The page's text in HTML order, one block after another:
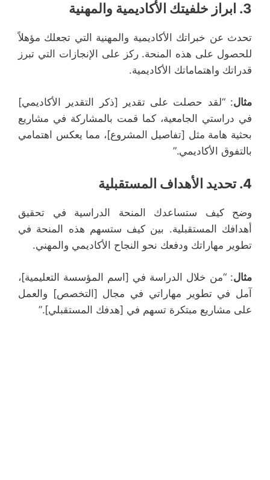
3. ابراز خلفيتك الأكاديمية والمهنية
تحدث عن خبراتك الأكاديمية والمهنية التي تجعلك مؤهلاً
للحصول على هذه المنحة. ركز على الإنجازات التي تبرز
قدراتك واهتماماتك الأكاديمية.
مثال: “لقد حصلت على تقدير [ذكر التقدير الأكاديمي]
في دراستي الجامعية، كما قمت بالمشاركة في مشاريع
بحثية هامة مثل [تفاصيل المشروع]، مما يعكس اهتمامي
بالتفوق الأكاديمي.”
4. تحديد الأهداف المستقبلية
وضح كيف ستساعدك المنحة الدراسية في تحقيق
أهدافك المستقبلية. بين كيف ستسهم هذه المنحة في
تطوير مهاراتك ودفعك نحو النجاح الأكاديمي والمهني.
مثال: “من خلال الدراسة في [اسم المؤسسة التعليمية]،
آمل في تطوير مهاراتي في مجال [التخصص] والعمل
على مشاريع مبتكرة تسهم في [هدفك المستقبلي].”